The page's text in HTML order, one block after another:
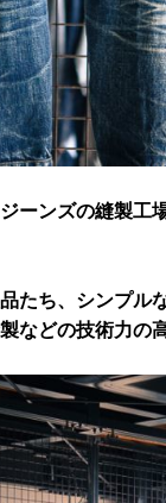
ーンズの縫製工
たち、シンプル
などの技術力の